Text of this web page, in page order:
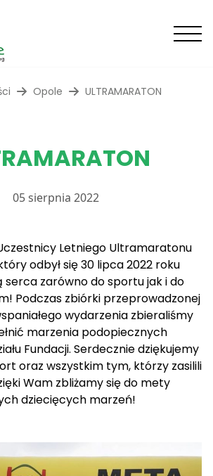
Opole ULTRAMARATON
05 sierpnia 2022
Letniego Ultramaratonu
odbył się 30 lipca 2022 roku
serca zarówno do sportu jak i do
Podczas zbiórki przeprowadzonej
wydarzenia zbieraliśmy
marzenia podopiecznych
Fundacji. Serdecznie dziękujemy
oraz wszystkim tym, którzy zasilili
Wam zbliżamy się do mety
dziecięcych marzeń!